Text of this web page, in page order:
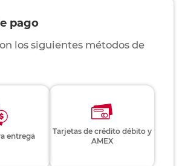
pago
los siguientes métodos de
entrega
Tarjetas de crédito débito y
AMEX